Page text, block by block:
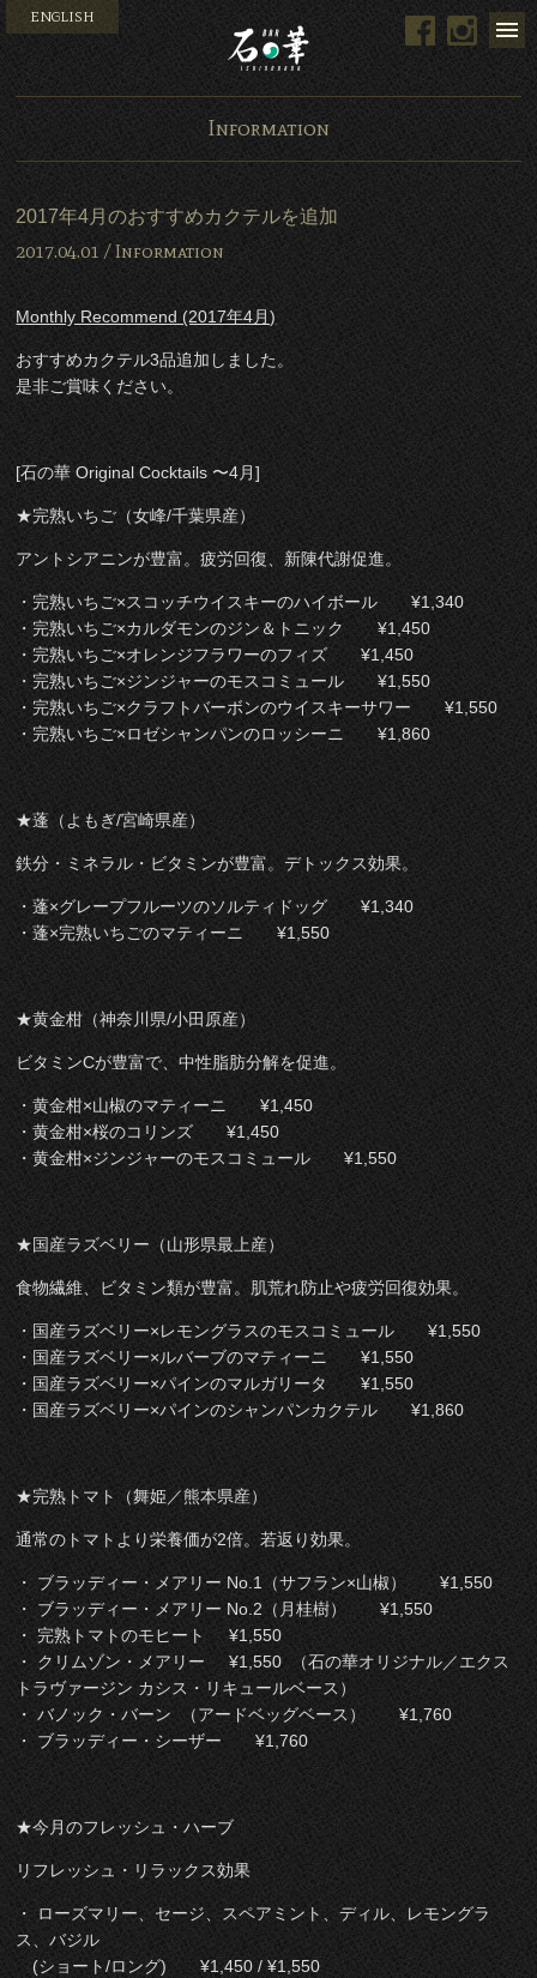
Bar 石の華 -BAR
ENGLISH Facebook
Information
2017年4月のおすすめカクテルを追加
2017.04.01 /Information
Monthly Recommend (2017年4月)
おすすめカクテル3品追加しました。
是非ご賞味ください。
[石の華 Original Cocktails 〜4月]
★完熟いちご（女峰/千葉県産）
アントシアニンが豊富。疲労回復、新陳代謝促進。
・完熟いちご×スコッチウイスキーのハイボール ¥1,340
・完熟いちご×カルダモンのジン＆トニック ¥1,450
・完熟いちご×オレンジフラワーのフィズ ¥1,450
・完熟いちご×ジンジャーのモスコミュール ¥1,550
・完熟いちご×クラフトバーボンのウイスキーサワー ¥1,550
・完熟いちご×ロゼシャンパンのロッシーニ ¥1,860
★蓬（よもぎ/宮崎県産）
鉄分・ミネラル・ビタミンが豊富。デトックス効果。
・蓬×グレープフルーツのソルティドッグ ¥1,340
・蓬×完熟いちごのマティーニ ¥1,550
★黄金柑（神奈川県/小田原産）
ビタミンCが豊富で、中性脂肪分解を促進。
・黄金柑×山椒のマティーニ ¥1,450
・黄金柑×桜のコリンズ ¥1,450
・黄金柑×ジンジャーのモスコミュール ¥1,550
★国産ラズベリー（山形県最上産）
食物繊維、ビタミン類が豊富。肌荒れ防止や疲労回復効果。
・国産ラズベリー×レモングラスのモスコミュール ¥1,550
・国産ラズベリー×ルバーブのマティーニ ¥1,550
・国産ラズベリー×パインのマルガリータ ¥1,550
・国産ラズベリー×パインのシャンパンカクテル ¥1,860
★完熟トマト（舞姫／熊本県産）
通常のトマトより栄養価が2倍。若返り効果。
・ ブラッディー・メアリー No.1（サフラン×山椒） ¥1,550
・ ブラッディー・メアリー No.2（月桂樹） ¥1,550
・ 完熟トマトのモヒート ¥1,550
・ クリムゾン・メアリー ¥1,550 （石の華オリジナル／エクス
トラヴァージン カシス・リキュールベース）
・ バノック・バーン （アードベッグベース） ¥1,760
・ ブラッディー・シーザー ¥1,760
★今月のフレッシュ・ハーブ
リフレッシュ・リラックス効果
・ ローズマリー、セージ、スペアミント、ディル、レモングラ
ス、バジル
(ショート/ロング) ¥1,450 / ¥1,550